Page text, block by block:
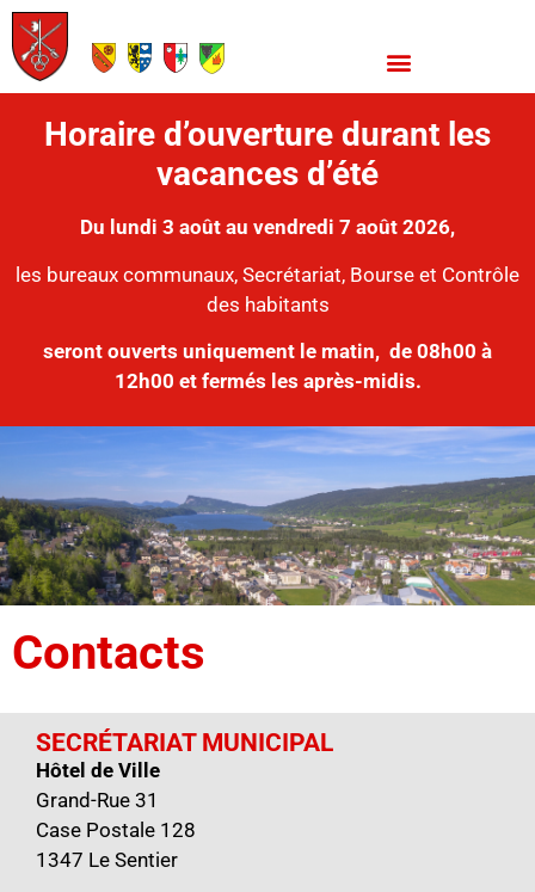
Horaire d’ouverture durant les
vacances d’été
Du lundi 3 août au vendredi 7 août 2026,
les bureaux communaux, Secrétariat, Bourse et Contrôle
des habitants
seront ouverts uniquement le matin, de 08h00 à
12h00 et fermés les après-midis.
Contacts
SECRÉTARIAT MUNICIPAL
Hôtel de Ville
Grand-Rue 31
Case Postale 128
1347 Le Sentier